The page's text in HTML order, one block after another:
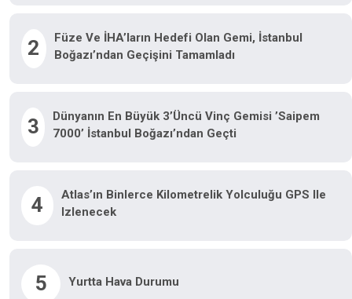
2
Füze Ve İHA’ların Hedefi Olan Gemi, İstanbul
Boğazı’ndan Geçişini Tamamladı
3
Dünyanın En Büyük 3’üncü Vinç Gemisi ’Saipem
7000’ İstanbul Boğazı’ndan Geçti
4
Atlas’ın Binlerce Kilometrelik Yolculuğu GPS Ile
Izlenecek
5 Yurtta Hava Durumu